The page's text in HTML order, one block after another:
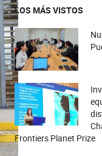
LOS MÁS VISTOS
Frontiers Planet Prize